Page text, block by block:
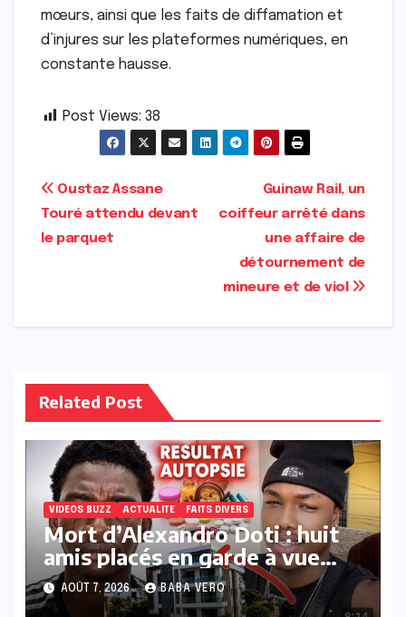
mœurs, ainsi que les faits de diffamation et
d’injures sur les plateformes numériques, en
constante hausse.
Post Views: 38
Navigation
de
Guinaw Rail, un
coiffeur arrêté dans
une affaire de
détournement de
mineure et de viol
Oustaz Assane
Touré attendu devant
le parquet
Related Post
VIDEOS BUZZ ACTUALITE FAITS DIVERS
Mort d’Alexandro Doti : huit
amis placés en garde à vue
dans le cadre des
investigations
AOÛT 7, 2026 BABA VERO